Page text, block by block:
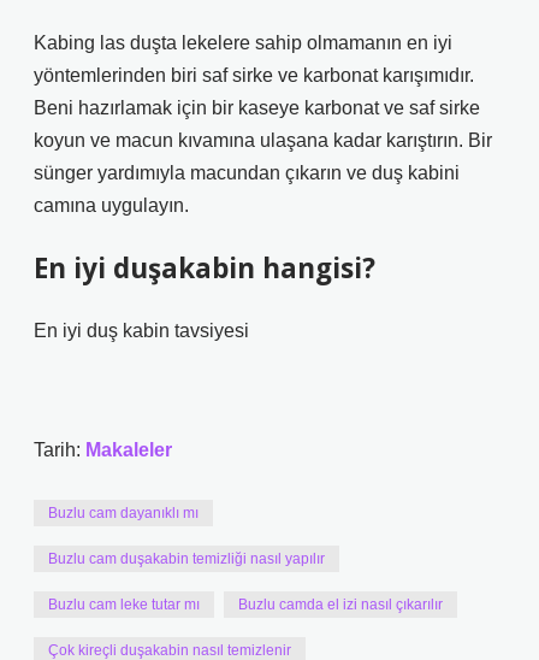
Kabing las duşta lekelere sahip olmamanın en iyi
yöntemlerinden biri saf sirke ve karbonat karışımıdır.
Beni hazırlamak için bir kaseye karbonat ve saf sirke
koyun ve macun kıvamına ulaşana kadar karıştırın. Bir
sünger yardımıyla macundan çıkarın ve duş kabini
camına uygulayın.
En iyi duşakabin hangisi?
En iyi duş kabin tavsiyesi
Tarih: Makaleler
Buzlu cam dayanıklı mı
Buzlu cam duşakabin temizliği nasıl yapılır
Buzlu cam leke tutar mı Buzlu camda el izi nasıl çıkarılır
Çok kireçli duşakabin nasıl temizlenir